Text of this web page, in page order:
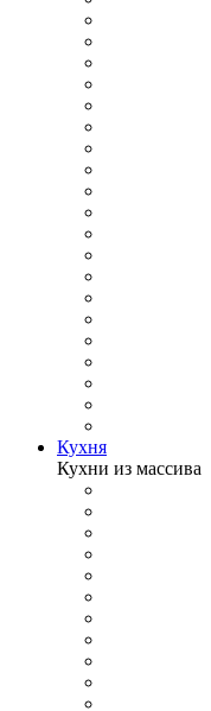
Кухня
Кухни из массива